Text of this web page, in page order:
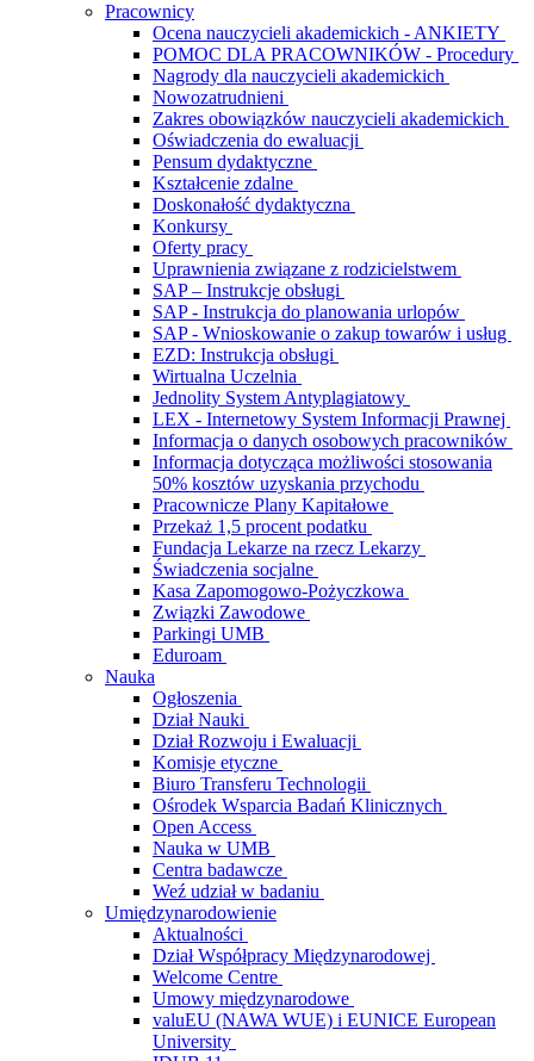
Pracownicy
Ocena nauczycieli akademickich - ANKIETY
POMOC DLA PRACOWNIKÓW - Procedury
Nagrody dla nauczycieli akademickich
Nowozatrudnieni
Zakres obowiązków nauczycieli akademickich
Oświadczenia do ewaluacji
Pensum dydaktyczne
Kształcenie zdalne
Doskonałość dydaktyczna
Konkursy
Oferty pracy
Uprawnienia związane z rodzicielstwem
SAP – Instrukcje obsługi
SAP - Instrukcja do planowania urlopów
SAP - Wnioskowanie o zakup towarów i usług
EZD: Instrukcja obsługi
Wirtualna Uczelnia
Jednolity System Antyplagiatowy
LEX - Internetowy System Informacji Prawnej
Informacja o danych osobowych pracowników
Informacja dotycząca możliwości stosowania
50% kosztów uzyskania przychodu
Pracownicze Plany Kapitałowe
Przekaż 1,5 procent podatku
Fundacja Lekarze na rzecz Lekarzy
Świadczenia socjalne
Kasa Zapomogowo-Pożyczkowa
Związki Zawodowe
Parkingi UMB
Eduroam
Nauka
Ogłoszenia
Dział Nauki
Dział Rozwoju i Ewaluacji
Komisje etyczne
Biuro Transferu Technologii
Ośrodek Wsparcia Badań Klinicznych
Open Access
Nauka w UMB
Centra badawcze
Weź udział w badaniu
Umiędzynarodowienie
Aktualności
Dział Współpracy Międzynarodowej
Welcome Centre
Umowy międzynarodowe
valuEU (NAWA WUE) i EUNICE European
University